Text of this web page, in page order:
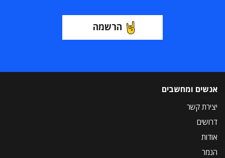
הרשמה
אנשים ומחשבים
יצירת קשר
דרושים
אודות
הנמר